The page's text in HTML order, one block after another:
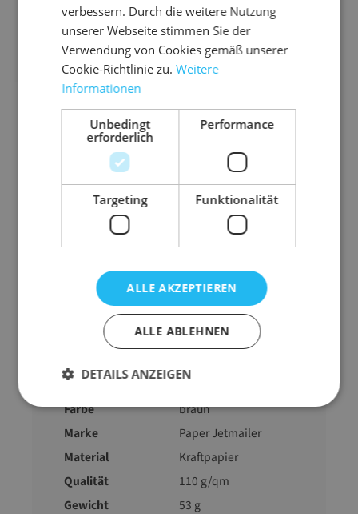
reibungslosen Befüll- und Versandprozess
optimiert und wird vorwiegend für den Versand
von Textilien eingesetzt.
wirtschaftliche Alternative zu
doppelter Selbstklebeverschluss
Aufreißband zum bequemen Auspacken
individuell bedruckbar
auf Wunsch aus FSC-zertifiziertem Papier
mit bis zu 8 Druckfarben kann die
Abmessung
380 mm x 480 mm (B
x L)
Bodenfalte
Farbe
braun
Marke
Paper Jetmailer
Material
Kraftpapier
Qualität
110 g/qm
Gewicht
53 g
verbessern. Durch die weitere Nutzung
unserer Webseite stimmen Sie der
Verwendung von Cookies gemäß unserer
Cookie-Richtlinie zu.Weitere
Informationen
Unbedingt
erforderlich
Performance
Targeting Funktionalität
ALLE AKZEPTIEREN
ALLE ABLEHNEN
DETAILS ANZEIGEN